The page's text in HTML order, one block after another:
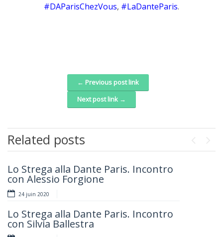
#DAParisChezVous, #LaDanteParis.
Post navigation← Previous post link
Next post link →
Related posts
Lo Strega alla Dante Paris. Incontro
con Alessio Forgione
24 juin 2020
Lo Strega alla Dante Paris. Incontro
con Silvia Ballestra
Cucina con La Dante!
6 mai 2020
Février) et les tragédies dans les
territoires orientaux à la fin de la
Deuxième Guerre Mondiale